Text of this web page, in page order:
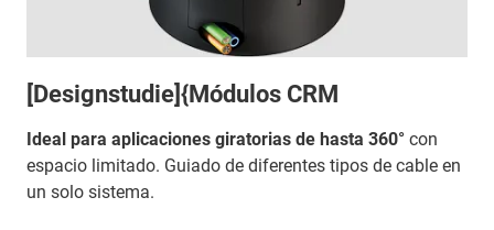
[Designstudie]{Módulos CRM
Ideal para aplicaciones giratorias de hasta 360° con
espacio limitado. Guiado de diferentes tipos de cable en
un solo sistema.